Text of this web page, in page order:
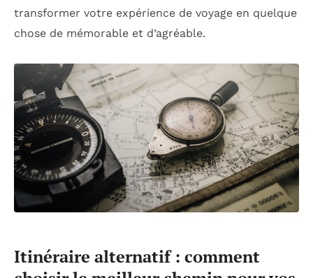
transformer votre expérience de voyage en quelque
chose de mémorable et d’agréable.
Itinéraire alternatif : comment